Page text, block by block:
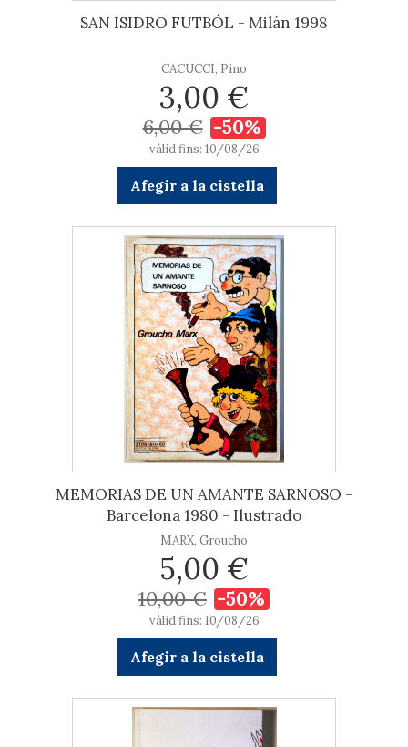
SAN ISIDRO FUTBÓL - Milán 1998
CACUCCI, Pino
3,00 €
6,00 € -50%
vàlid fins: 10/08/26
Afegir a la cistella
MEMORIAS DE UN AMANTE SARNOSO -
Barcelona 1980 - Ilustrado
MARX, Groucho
5,00 €
10,00 € -50%
vàlid fins: 10/08/26
Afegir a la cistella